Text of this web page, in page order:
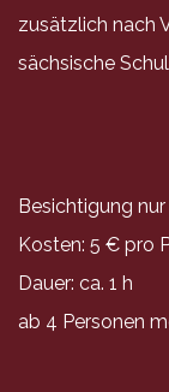
zusätzlich nach
sächsische
Besichtigung
Kosten: 5 € pro
Dauer: ca. 1 h
ab 4 Personen